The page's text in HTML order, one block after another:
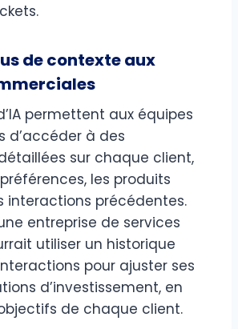
de contexte aux
permettent aux équipes
d’accéder à des
sur chaque client,
les produits
interactions précédentes.
entreprise de services
utiliser un historique
pour ajuster ses
d’investissement, en
de chaque client.